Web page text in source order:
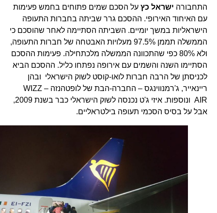
התחבורהישראל כץ על הסכם שמים פתוחים בחמש פעימות
עם האיחוד האירופי. ההסכם גרר שביתה בחברות התעופה
הישראליות במשך יומיים. השביתה הסתיימה לאחר שהוסכם כי
הממשלה תממן 97.5% מעלויות האבטחה של חברות התעופה,
ולא 80% כפי שהתכוונה הממשלה מלכתחילה. פעימות ההסכם
הסתיימו השנה והשמים עם אירופה נפתחו כליל. ההסכם הביא
לכניסתן של הרבה חברות לואו-קוסט לשוק הישראלי ובהן
ריינאייר, ג'רמנווינגס – החברה-הבת של לופטהנזה – WIZZ
AIR ונוספות. איזי ג'ט נכנסה לשוק הישראלי כבר בשנת 2009,
אבל על בסיס הסכמי תעופה בילטראליים.